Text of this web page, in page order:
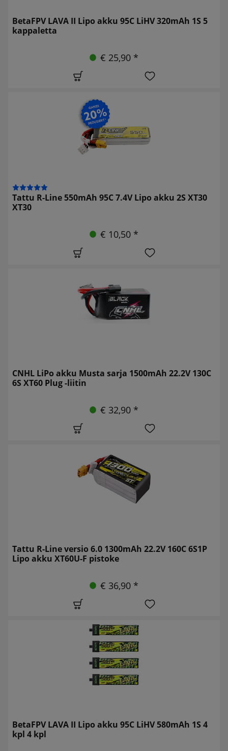
BetaFPV LAVA II Lipo akku 95C LiHV 320mAh 1S 5
kappaletta
€ 25,90 *
Tattu R-Line 550mAh 95C 7.4V Lipo akku 2S XT30
XT30
€ 10,50 *
CNHL LiPo akku Musta sarja 1500mAh 22.2V 130C
6S XT60 Plug -liitin
€ 32,90 *
Tattu R-Line versio 6.0 1300mAh 22.2V 160C 6S1P
Lipo akku XT60U-F pistoke
€ 36,90 *
BetaFPV LAVA II Lipo akku 95C LiHV 580mAh 1S 4
kpl 4 kpl